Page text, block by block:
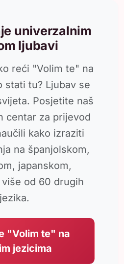
univerzalnim
ljubavi
reći "Volim te" na
stati tu? Ljubav se
Posjetite naš
centar za prijevod
kako izraziti
na španjolskom,
japanskom,
od 60 drugih
jezika.
"Volim te" na
jezicima